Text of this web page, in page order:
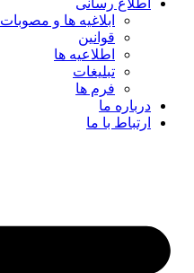
ابلاغیه ها و مصوبات
قوانین
اطلاعیه ها
تبلیغات
فرم ها
درباره ما
ارتباط با ما